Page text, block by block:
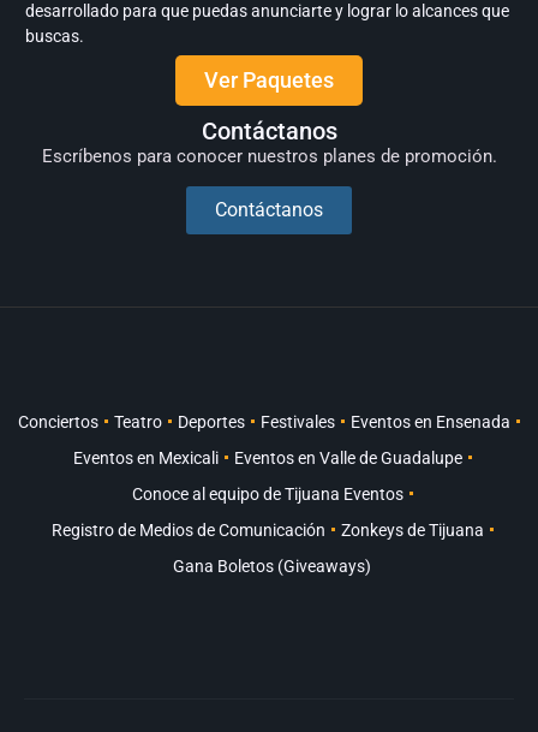
desarrollado para que puedas anunciarte y lograr lo alcances que
buscas.
Ver Paquetes
Contáctanos
Escríbenos para conocer nuestros planes de promoción.
Contáctanos
Conciertos Teatro Deportes Festivales
Eventos en Ensenada
Eventos en Mexicali
Eventos en Valle de Guadalupe
Conoce al equipo de Tijuana Eventos
Registro de Medios de Comunicación
Zonkeys de Tijuana
Gana Boletos (Giveaways)